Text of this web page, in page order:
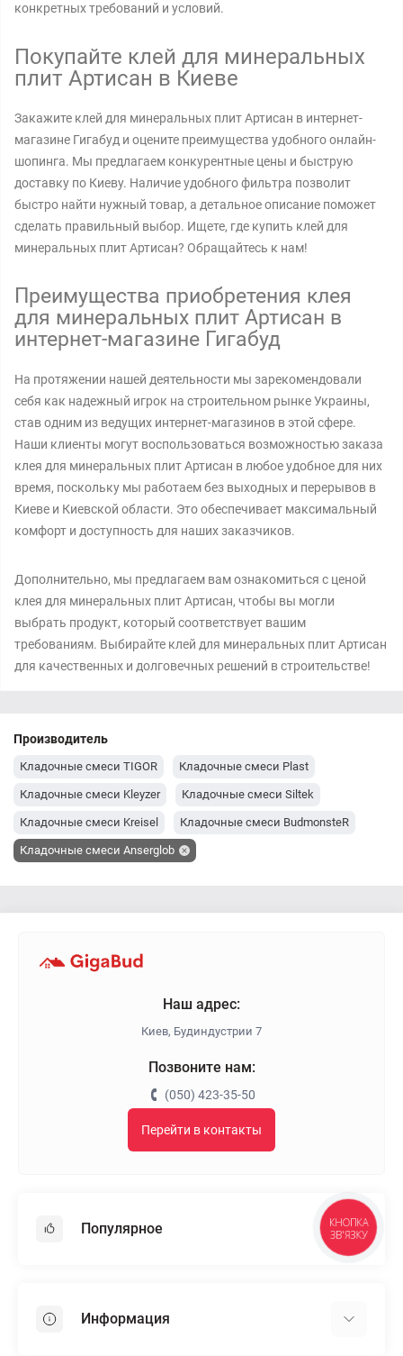
конкретных требований и условий.
Покупайте клей для минеральных
плит Артисан в Киеве
Закажите клей для минеральных плит Артисан в интернет-
магазине Гигабуд и оцените преимущества удобного онлайн-
шопинга. Мы предлагаем конкурентные цены и быструю
доставку по Киеву. Наличие удобного фильтра позволит
быстро найти нужный товар, а детальное описание поможет
сделать правильный выбор. Ищете, где купить клей для
минеральных плит Артисан? Обращайтесь к нам!
Преимущества приобретения клея
для минеральных плит Артисан в
интернет-магазине Гигабуд
На протяжении нашей деятельности мы зарекомендовали
себя как надежный игрок на строительном рынке Украины,
став одним из ведущих интернет-магазинов в этой сфере.
Наши клиенты могут воспользоваться возможностью заказа
клея для минеральных плит Артисан в любое удобное для них
время, поскольку мы работаем без выходных и перерывов в
Киеве и Киевской области. Это обеспечивает максимальный
комфорт и доступность для наших заказчиков.
Дополнительно, мы предлагаем вам ознакомиться с ценой
клея для минеральных плит Артисан, чтобы вы могли
выбрать продукт, который соответствует вашим
требованиям. Выбирайте клей для минеральных плит Артисан
для качественных и долговечных решений в строительстве!
Производитель
Кладочные смеси TIGOR Кладочные смеси Plast
Кладочные смеси Kleyzer Кладочные смеси Siltek
Кладочные смеси Kreisel Кладочные смеси BudmonsteR
Кладочные смеси Anserglob
Наш адрес:
Киев, Будиндустрии 7
Позвоните нам:
(050) 423-35-50
Перейти в контакты
Популярное
Пенопласт
Информация
КНОПКА
ЗВ'ЯЗКУ